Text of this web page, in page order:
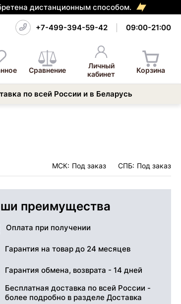
дистанционным способом.
+7-499-394-59-42 09:00-21:00
Сравнение
Личный
кабинет
Корзина
по всей России и в Беларусь
МСК: Под заказ СПБ: Под заказ
преимущества
Оплата при получении
Гарантия на товар до 24 месяцев
Гарантия обмена, возврата - 14 дней
Бесплатная доставка по всей России -
более подробно в разделе Доставка